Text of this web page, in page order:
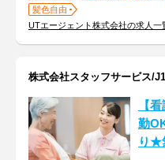
髪色自由
UTエージェント株式会社の求人一
株式会社スタッフサービス/
【
勤
り★